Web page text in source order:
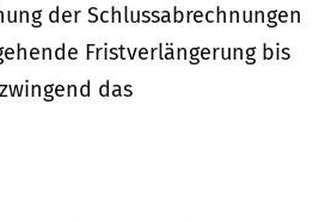
der Schlussabrechnungen
Fristverlängerung bis
das